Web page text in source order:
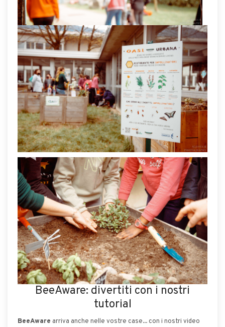
BeeAware: divertiti con i nostri
tutorial
BeeAware arriva anche nelle vostre case... con i nostri video